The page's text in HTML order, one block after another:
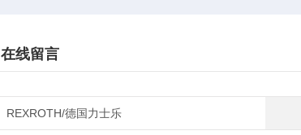
在线留言
REXROTH/德国力士乐